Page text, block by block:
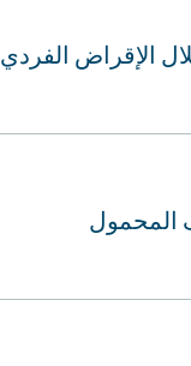
الإقراض الفردي
المحمول